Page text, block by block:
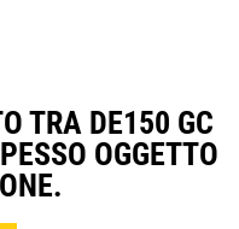
TRA DE150 GC
OGGETTO